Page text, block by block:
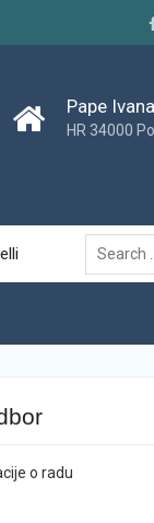
Pape
HR 34000
Traži...
o radu